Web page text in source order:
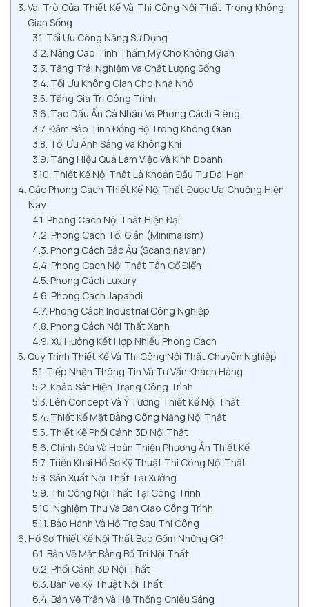
Vai Trò Của Thiết Kế Và Thi Công Nội Thất Trong Không
Gian Sống
Tối Ưu Công Năng Sử Dụng
Nâng Cao Tính Thẩm Mỹ Cho Không Gian
Tăng Trải Nghiệm Và Chất Lượng Sống
Tối Ưu Không Gian Cho Nhà Nhỏ
Tăng Giá Trị Công Trình
Tạo Dấu Ấn Cá Nhân Và Phong Cách Riêng
Đảm Bảo Tính Đồng Bộ Trong Không Gian
Tối Ưu Ánh Sáng Và Không Khí
Tăng Hiệu Quả Làm Việc Và Kinh Doanh
Thiết Kế Nội Thất Là Khoản Đầu Tư Dài Hạn
Các Phong Cách Thiết Kế Nội Thất Được Ưa Chuộng Hiện
Nay
Phong Cách Nội Thất Hiện Đại
Phong Cách Tối Giản (Minimalism)
Phong Cách Bắc Âu (Scandinavian)
Phong Cách Nội Thất Tân Cổ Điển
Phong Cách Luxury
Phong Cách Japandi
Phong Cách Industrial Công Nghiệp
Phong Cách Nội Thất Xanh
Xu Hướng Kết Hợp Nhiều Phong Cách
Quy Trình Thiết Kế Và Thi Công Nội Thất Chuyên Nghiệp
Tiếp Nhận Thông Tin Và Tư Vấn Khách Hàng
Khảo Sát Hiện Trạng Công Trình
Lên Concept Và Ý Tưởng Thiết Kế Nội Thất
Thiết Kế Mặt Bằng Công Năng Nội Thất
Thiết Kế Phối Cảnh 3D Nội Thất
Chỉnh Sửa Và Hoàn Thiện Phương Án Thiết Kế
Triển Khai Hồ Sơ Kỹ Thuật Thi Công Nội Thất
Sản Xuất Nội Thất Tại Xưởng
Thi Công Nội Thất Tại Công Trình
Nghiệm Thu Và Bàn Giao Công Trình
Bảo Hành Và Hỗ Trợ Sau Thi Công
Hồ Sơ Thiết Kế Nội Thất Bao Gồm Những Gì?
Bản Vẽ Mặt Bằng Bố Trí Nội Thất
Phối Cảnh 3D Nội Thất
Bản Vẽ Kỹ Thuật Nội Thất
Bản Vẽ Trần Và Hệ Thống Chiếu Sáng